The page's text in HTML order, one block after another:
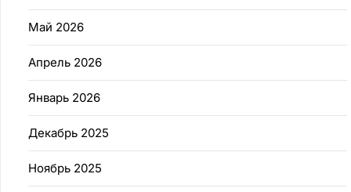
Май 2026
Апрель 2026
Январь 2026
Декабрь 2025
Ноябрь 2025